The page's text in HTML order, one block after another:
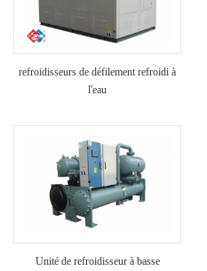
refroidisseurs de défilement refroidi à
l'eau
Unité de refroidisseur à basse